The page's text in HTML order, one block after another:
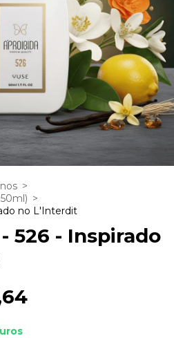
>
>
no L'Interdit
526 - Inspirado